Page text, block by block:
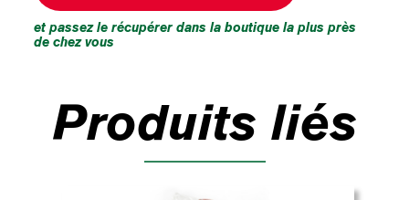
et passez le récupérer dans la boutique la plus près
de chez vous
Produits liés